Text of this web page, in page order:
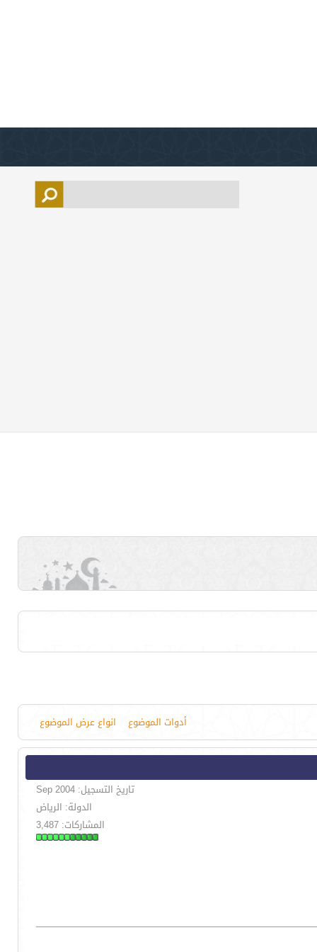
أدوات الموضوع انواع عرض الموضوع
تاريخ التسجيل: Sep 2004
الدولة: الرياض
المشاركات: 3,487